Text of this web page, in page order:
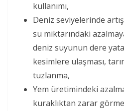
kullanımı,
Deniz seviyelerinde
su miktarındaki
deniz suyunun dere
kesimlere ulaşması,
tuzlanma,
Yem üretimindeki
kuraklıktan zarar